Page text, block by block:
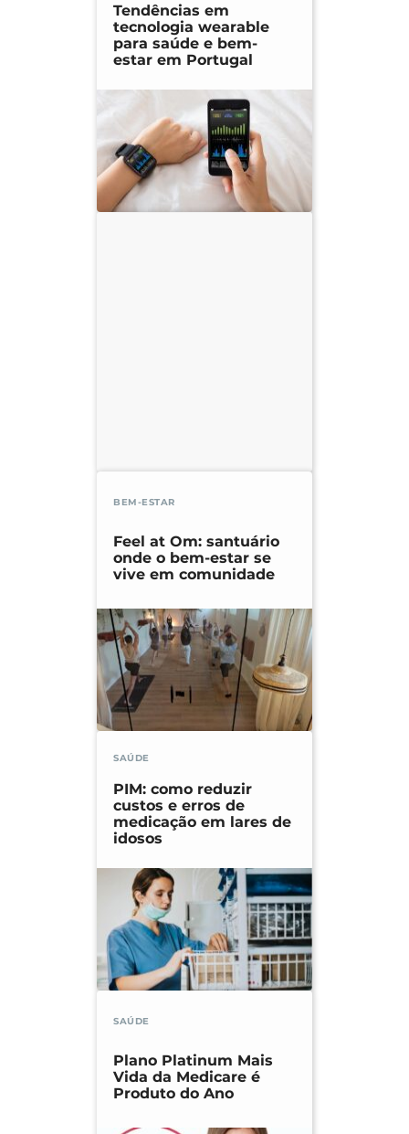
Tendências em
tecnologia wearable
para saúde e bem-
estar em Portugal
BEM-ESTAR
Feel at Om: santuário
onde o bem-estar se
vive em comunidade
SAÚDE
PIM: como reduzir
custos e erros de
medicação em lares de
idosos
SAÚDE
Plano Platinum Mais
Vida da Medicare é
Produto do Ano